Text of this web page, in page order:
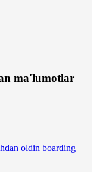
ma'lumotlar
oldin boarding